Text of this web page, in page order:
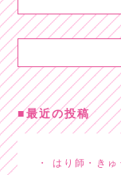
最近の投稿
はり師・き